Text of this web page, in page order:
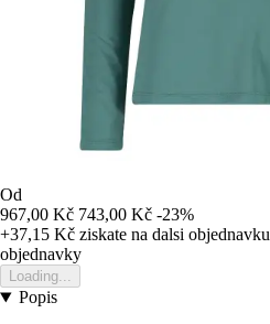
Od
967,00 Kč 743,00 Kč -23%
+37,15 Kč ziskate na dalsi objednavku
objednavky
Loading...
Popis